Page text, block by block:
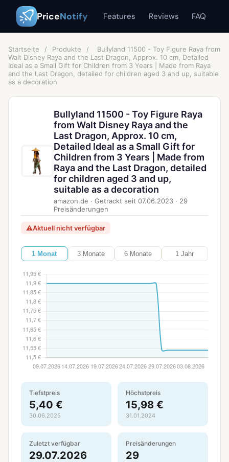
PriceNotify Features Reviews FAQ
Startseite / Produkte /
Bullyland 11500 - Toy Figure Raya from
Walt Disney Raya and the Last Dragon, Approx. 10 cm, Detailed
Ideal as a Small Gift for Children from 3 Years | Made from Raya
and the Last Dragon, detailed for children aged 3 and up, suitable
as a decoration
Bullyland 11500 - Toy Figure Raya
from Walt Disney Raya and the
Last Dragon, Approx. 10 cm,
Detailed Ideal as a Small Gift for
Children from 3 Years | Made from
Raya and the Last Dragon, detailed
for children aged 3 and up,
suitable as a decoration
amazon.de · Getrackt seit 07.06.2023 · 29
Preisänderungen
⚠Aktuell nicht verfügbar
1 Monat 3 Monate 6 Monate 1 Jahr
Tiefstpreis
5,40 €
30.06.2025
Höchstpreis
15,98 €
31.01.2024
Zuletzt verfügbar
29.07.2026
Preisänderungen
29